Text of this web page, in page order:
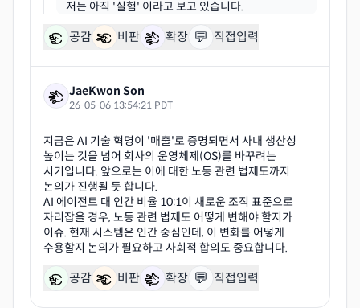
공감 비판 확장 💬 직접입력
JaeKwon Son
26-05-06 13:54:21 PDT
지금은 AI 기술 혁명이 '매출'로 증명되면서 사내 생산성
높이는 것을 넘어 회사의 운영체제(OS)를 바꾸려는
시기입니다. 앞으로는 이에 대한 노동 관련 법제도까지
논의가 진행될 듯 합니다.
AI 에이전트 대 인간 비율 10:1이 새로운 조직 표준으로
자리잡을 경우, 노동 관련 법제도 어떻게 변해야 할지가
이슈. 현재 시스템은 인간 중심인데, 이 변화를 어떻게
공감 비판 확장 💬 직접입력